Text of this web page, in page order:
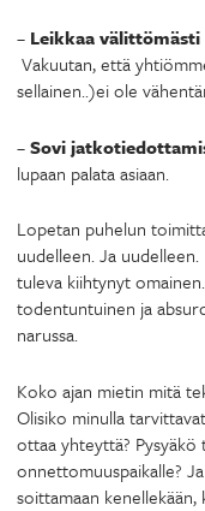
– Leikkaa
Vakuutan, että
sellainen..)ei ole
–Sovi
lupaan palata asiaan.
Lopetan puhelun
uudelleen. Ja
tuleva kiihtynyt
todentuntuinen ja
narussa.
Koko ajan mietin mitä
Olisiko minulla
ottaa yhteyttä?
onnettomuuspaikalle?
soittamaan kenellekään,